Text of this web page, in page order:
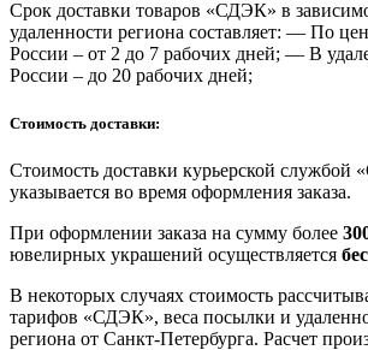
Срок доставки товаров «СДЭК» в
удаленности региона составляет: — По
России – от 2 до 7 рабочих дней; — В
России – до 20 рабочих дней;
Стоимость доставки:
Стоимость доставки курьерской службой
указывается во время оформления заказа.
При оформлении заказа на сумму более
ювелирных украшений осуществляется
В некоторых случаях стоимость
тарифов «СДЭК», веса посылки и
региона от Санкт-Петербурга. Расчет